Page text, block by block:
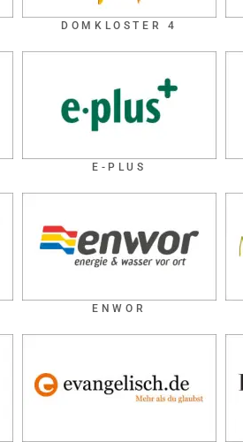
DOMKLOSTER 4
E-PLUS
ENWOR